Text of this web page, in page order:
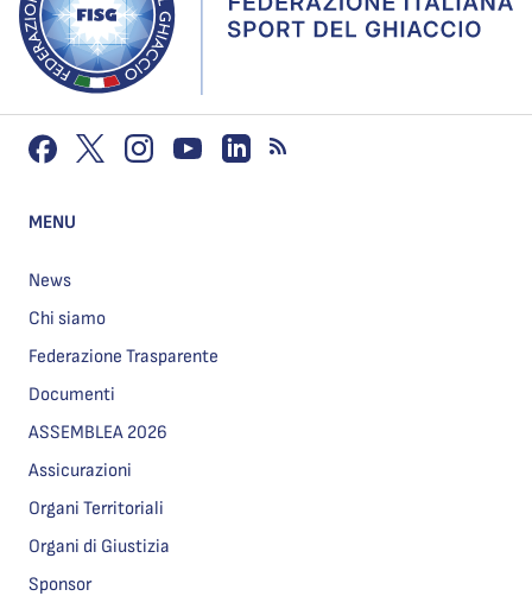
MENU
News
Chi siamo
Federazione Trasparente
Documenti
ASSEMBLEA 2026
Assicurazioni
Organi Territoriali
Organi di Giustizia
Sponsor